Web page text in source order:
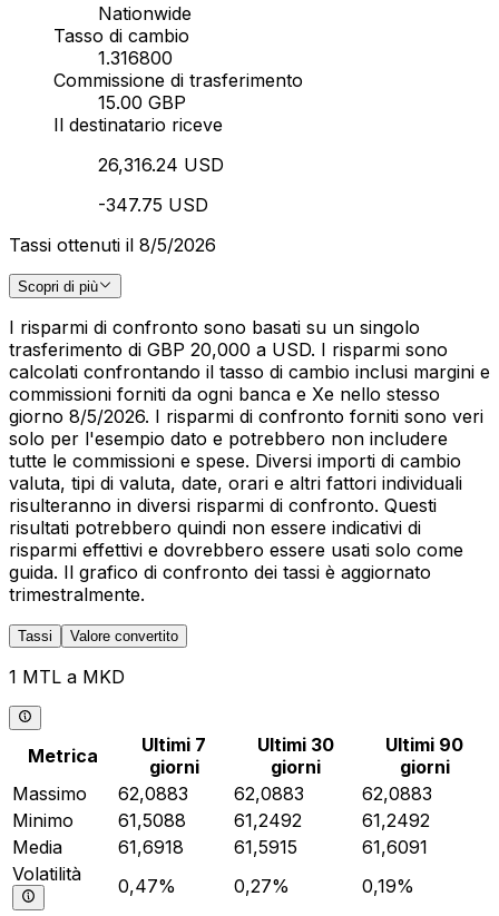
Nationwide
Tasso di cambio
1.316800
Commissione di trasferimento
15.00 GBP
Il destinatario riceve
26,316.24 USD
-347.75 USD
Tassi ottenuti il 8/5/2026
Scopri di più
I risparmi di confronto sono basati su un singolo
trasferimento di GBP 20,000 a USD. I risparmi sono
calcolati confrontando il tasso di cambio inclusi margini e
commissioni forniti da ogni banca e Xe nello stesso
giorno 8/5/2026. I risparmi di confronto forniti sono veri
solo per l'esempio dato e potrebbero non includere
tutte le commissioni e spese. Diversi importi di cambio
valuta, tipi di valuta, date, orari e altri fattori individuali
risulteranno in diversi risparmi di confronto. Questi
risultati potrebbero quindi non essere indicativi di
risparmi effettivi e dovrebbero essere usati solo come
guida. Il grafico di confronto dei tassi è aggiornato
trimestralmente.
Tassi Valore convertito
1 MTL a MKD
Metrica
Ultimi 7
giorni
Ultimi 30
giorni
Ultimi 90
giorni
Massimo
62,0883 62,0883
62,0883
Minimo
61,5088 61,2492
61,2492
Media
61,6918 61,5915
61,6091
Volatilità
0,47% 0,27% 0,19%